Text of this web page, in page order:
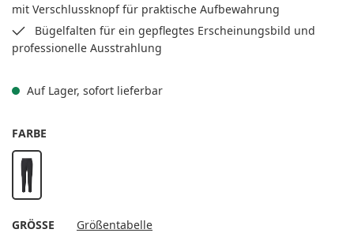
mit Verschlussknopf für praktische Aufbewahrung
Bügelfalten für ein gepflegtes Erscheinungsbild und
professionelle Ausstrahlung
Auf Lager, sofort lieferbar
FARBE
schwarz
GRÖSSE AUSWÄHLEN
Größentabelle